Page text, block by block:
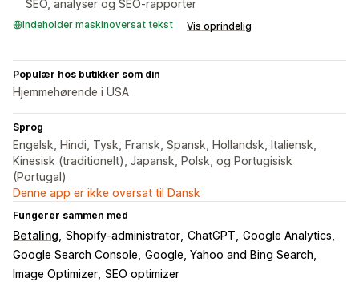
SEO, analyser og SEO-rapporter
Indeholder maskinoversat tekst Vis oprindelig
Populær hos butikker som din
Hjemmehørende i USA
Sprog
Engelsk, Hindi, Tysk, Fransk, Spansk, Hollandsk, Italiensk,
Kinesisk (traditionelt), Japansk, Polsk, og Portugisisk
(Portugal)
Denne app er ikke oversat til Dansk
Fungerer sammen med
Betaling Shopify-administrator ChatGPT Google Analytics
Google Search Console Google, Yahoo and Bing Search
Image Optimizer SEO optimizer